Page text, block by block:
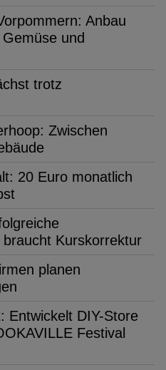
Anbau
und
trotz
Zwischen
20 Euro monatlich
braucht Kurskorrektur
planen
Entwickelt DIY-Store
Festival